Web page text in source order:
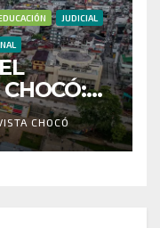
JUDICIAL
LA
CHOCÓ